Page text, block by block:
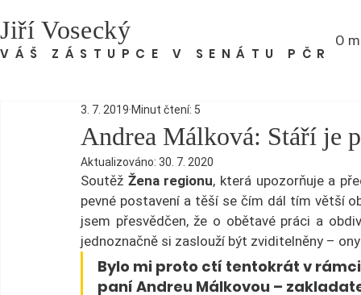
Jiří Vosecký
VÁŠ ZÁSTUPCE V SENÁTU PČR
O
Andrea Málková: Stáří je
3. 7. 2019 Minut čtení: 5
Aktualizováno: 30. 7. 2020
Soutěž Žena regionu, která upozorňuje a
pevné postavení a těší se čím dál tím větší
jsem přesvědčen, že o obětavé práci a
jednoznačně si zaslouží být zviditelněny –
Bylo mi proto ctí tentokrát v
paní Andreu Málkovou –